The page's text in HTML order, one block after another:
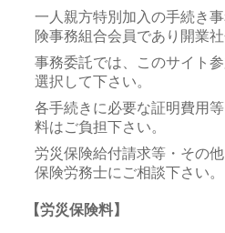
一人親方特別加入の手続き
険事務組合会員であり開業
事務委託では、このサイト
選択して下さい。
各手続きに必要な証明費用
料はご負担下さい。
労災保険給付請求等・その
保険労務士にご相談下さい。
【労災保険料】